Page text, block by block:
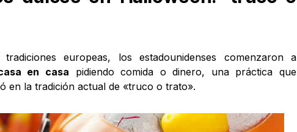
europeas, los estadounidenses comenzaron a
en casa pidiendo comida o dinero, una práctica que
en la tradición actual de «truco o trato».